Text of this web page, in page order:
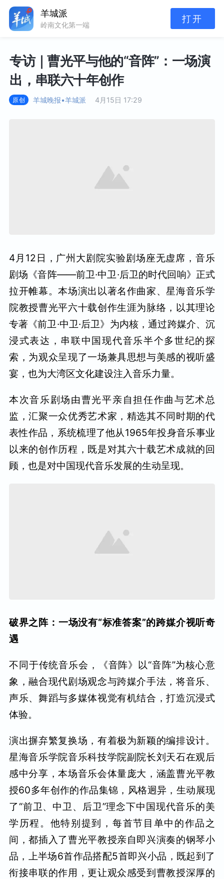
专访｜曹光平与他的“音阵”：一场演
出，串联六十年创作
原创 羊城晚报•羊城派 4月15日 17:29
4月12日，广州大剧院实验剧场座无虚席，音乐
剧场《音阵——前卫·中卫·后卫的时代回响》正式
拉开帷幕。本场演出以著名作曲家、星海音乐学
院教授曹光平六十载创作生涯为脉络，以其理论
专著《前卫·中卫·后卫》为内核，通过跨媒介、沉
浸式表达，串联中国现代音乐半个多世纪的探
索，为观众呈现了一场兼具思想与美感的视听盛
宴，也为大湾区文化建设注入音乐力量。
本次音乐剧场由曹光平亲自担任作曲与艺术总
监，汇聚一众优秀艺术家，精选其不同时期的代
表性作品，系统梳理了他从1965年投身音乐事业
以来的创作历程，既是对其六十载艺术成就的回
顾，也是对中国现代音乐发展的生动呈现。
破界之阵：一场没有“标准答案”的跨媒介视听奇
遇
不同于传统音乐会，《音阵》以“音阵”为核心意
象，融合现代剧场观念与跨媒介手法，将音乐、
声乐、舞蹈与多媒体视觉有机结合，打造沉浸式
体验。
演出摒弃繁复换场，有着极为新颖的编排设计。
星海音乐学院音乐科技学院副院长刘天石在观后
感中分享，本场音乐会体量庞大，涵盖曹光平教
授60多年创作的作品集锦，风格迥异，生动展现
了“前卫、中卫、后卫”理念下中国现代音乐的美
学历程。他特别提到，每首节目单中的作品之
间，都插入了曹光平教授亲自即兴演奏的钢琴小
品，上半场6首作品搭配5首即兴小品，既起到了
衔接串联的作用，更让观众感受到曹教授深厚的
羊城派
岭南文化第一端
打开